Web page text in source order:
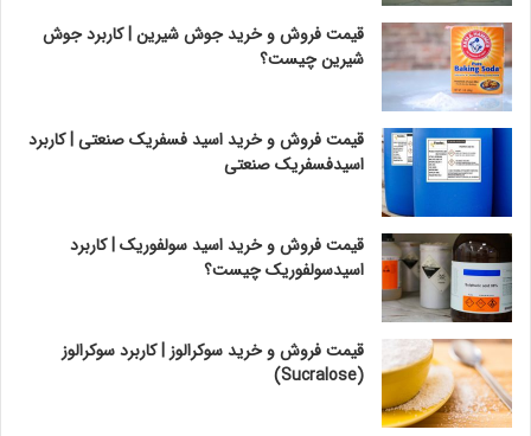
قیمت فروش و خرید جوش شیرین | کاربرد جوش
شیرین چیست؟
قیمت فروش و خرید اسید فسفریک صنعتی | کاربرد
اسیدفسفریک صنعتی
قیمت فروش و خرید اسید سولفوریک | کاربرد
اسیدسولفوریک چیست؟
قیمت فروش و خرید سوکرالوز | کاربرد سوکرالوز
(Sucralose)